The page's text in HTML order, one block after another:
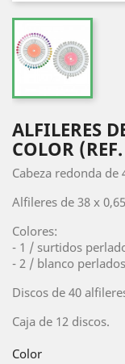
ALFILERES
COLOR
Cabeza redonda de
Alfileres de 38 x
Colores:
- 1 / surtidos
- 2 / blanco perlados
Discos de 40
Caja de 12 discos.
Color